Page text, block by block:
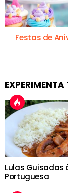
Festas de
Lulas Guisadas
Portuguesa